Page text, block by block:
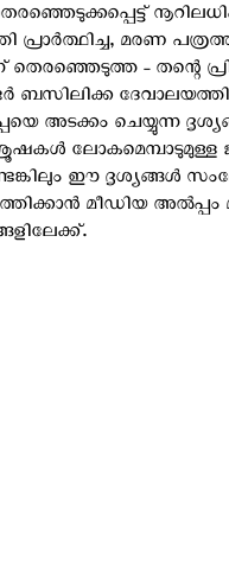
പ്രാർത്ഥിച്ച, മരണ
- തന്റെ
ബസിലിക്ക
അടക്കം ചെയ്യുന്ന
ലോകമെമ്പാടുമുള്ള
ഈ ദൃശ്യങ്ങൾ
വത്തിക്കാൻ മീഡിയ